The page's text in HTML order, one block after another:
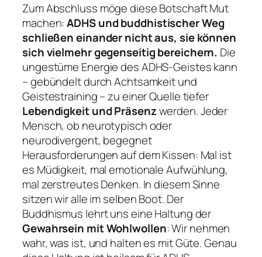
Zum Abschluss möge diese Botschaft Mut
machen:ADHS und buddhistischer Weg
schließen einander nicht aus, sie können
sich vielmehr gegenseitig bereichern. Die
ungestüme Energie des ADHS-Geistes kann
– gebündelt durch Achtsamkeit und
Geistestraining – zu einer Quelle tiefer
Lebendigkeit und Präsenzwerden. Jeder
Mensch, ob neurotypisch oder
neurodivergent, begegnet
Herausforderungen auf dem Kissen: Mal ist
es Müdigkeit, mal emotionale Aufwühlung,
mal zerstreutes Denken. In diesem Sinne
sitzen wiralle im selben Boot. Der
Buddhismus lehrt uns eine Haltung der
Gewahrsein mit Wohlwollen: Wir nehmen
wahr, was ist, und halten es mit Güte. Genau